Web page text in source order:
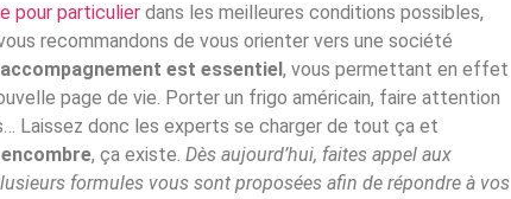
pour particulier dans les meilleures conditions possibles,
recommandons de vous orienter vers une société
accompagnement est essentiel , vous permettant en effet
page de vie. Porter un frigo américain, faire attention
Laissez donc les experts se charger de tout ça et
, ça existe. Dès aujourd’hui, faites appel aux
formules vous sont proposées afin de répondre à vos